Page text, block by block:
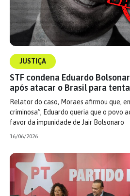
JUSTIÇA
STF condena Eduardo
após atacar o Brasil para
Relator do caso, Moraes afirmou que,
criminosa”, Eduardo queria que o povo
favor da impunidade de Jair Bolsonaro
16/06/2026